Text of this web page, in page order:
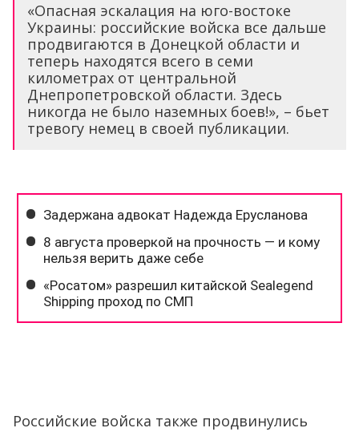
«Опасная эскалация на юго-востоке
Украины: российские войска все дальше
продвигаются в Донецкой области и
теперь находятся всего в семи
километрах от центральной
Днепропетровской области. Здесь
никогда не было наземных боев!», – бьет
тревогу немец в своей публикации.
Российские войска также продвинулись